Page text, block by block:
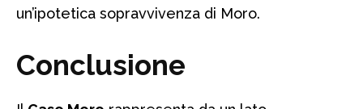
un’ipotetica sopravvivenza di Moro.
Conclusione